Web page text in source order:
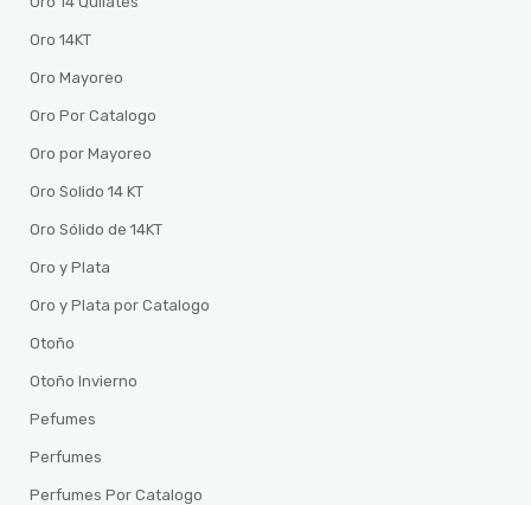
Oro 14KT
Oro Mayoreo
Oro Por Catalogo
Oro por Mayoreo
Oro Solido 14 KT
Oro Sólido de 14KT
Oro y Plata
Oro y Plata por Catalogo
Otoño
Otoño Invierno
Pefumes
Perfumes
Perfumes Por Catalogo